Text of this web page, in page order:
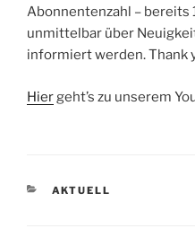
Abonnentenzahl –
unmittelbar über
informiert werden. Thank
Hiergeht’s zu unserem
KATEGORIEN
AKTUELL